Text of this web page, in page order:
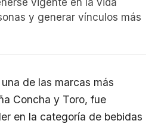
vigente en la vida
y generar vínculos más
de las marcas más
Concha y Toro, fue
en la categoría de bebidas